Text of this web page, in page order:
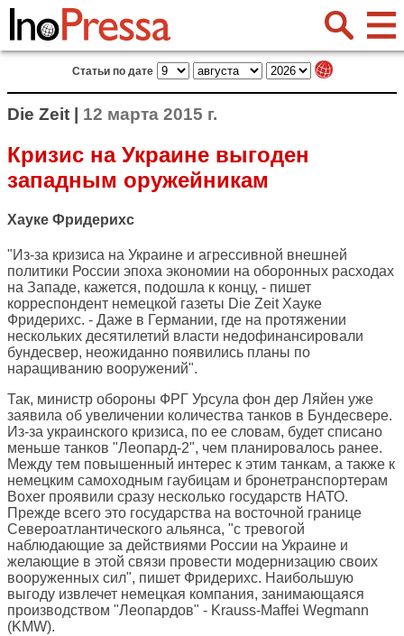
Статьи по дате
Die Zeit | 12 марта 2015 г.
Кризис на Украине выгоден
западным оружейникам
Хауке Фридерихс
"Из-за кризиса на Украине и агрессивной внешней
политики России эпоха экономии на оборонных расходах
на Западе, кажется, подошла к концу, - пишет
корреспондент немецкой газеты Die ZeitХауке
Фридерихс. - Даже в Германии, где на протяжении
нескольких десятилетий власти недофинансировали
бундесвер, неожиданно появились планы по
наращиванию вооружений".
Так, министр обороны ФРГ Урсула фон дер Ляйен уже
заявила об увеличении количества танков в Бундесвере.
Из-за украинского кризиса, по ее словам, будет списано
меньше танков "Леопард-2", чем планировалось ранее.
Между тем повышенный интерес к этим танкам, а также к
немецким самоходным гаубицам и бронетранспортерам
Boxer проявили сразу несколько государств НАТО.
Прежде всего это государства на восточной границе
Североатлантического альянса, "с тревогой
наблюдающие за действиями России на Украине и
желающие в этой связи провести модернизацию своих
вооруженных сил", пишет Фридерихс. Наибольшую
выгоду извлечет немецкая компания, занимающаяся
производством "Леопардов" - Krauss-Maffei Wegmann
(KMW).